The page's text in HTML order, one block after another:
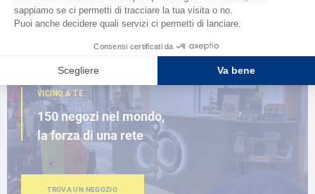
SFOGLIA IL CATALOGO
VICINO A TE
150 negozi nel mondo,
la forza di una rete
TROVA UN NEGOZIO